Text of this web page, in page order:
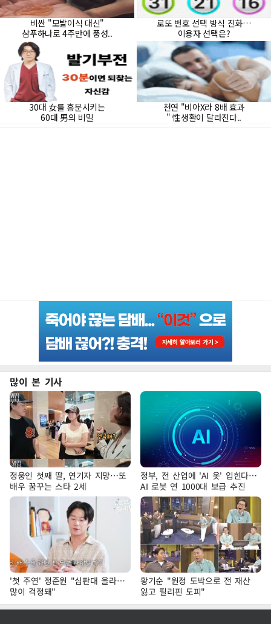
많이 본 기사
정웅인 첫째 딸, 연기자 지망…또
배우 꿈꾸는 스타 2세
정부, 전 산업에 'AI 옷' 입힌다…
AI 로봇 연 1000대 보급 추진
'첫 주연' 정준원 "심판대 올라…
많이 걱정돼"
황기순 "원정 도박으로 전 재산
잃고 필리핀 도피"